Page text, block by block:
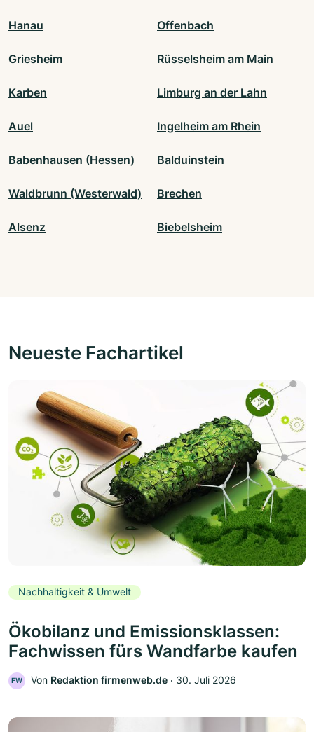
Hanau Offenbach
Griesheim Rüsselsheim am Main
Karben Limburg an der Lahn
Auel Ingelheim am Rhein
Babenhausen (Hessen) Balduinstein
Waldbrunn (Westerwald) Brechen
Alsenz Biebelsheim
Neueste Fachartikel
Nachhaltigkeit & Umwelt
Ökobilanz und Emissionsklassen:
Fachwissen fürs Wandfarbe kaufen
FW Von Redaktion firmenweb.de ‧ 30. Juli 2026